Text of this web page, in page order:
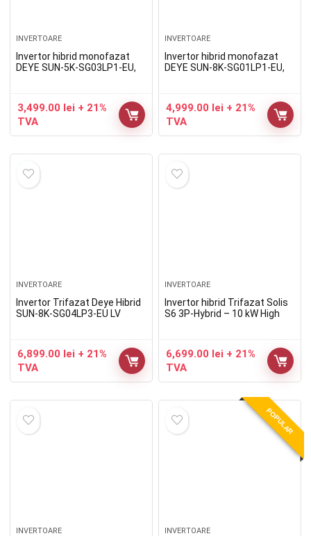
INVERTOARE
Invertor hibrid monofazat
DEYE SUN-5K-SG03LP1-EU,
3,499.00 lei + 21%
TVA
INVERTOARE
Invertor hibrid monofazat
DEYE SUN-8K-SG01LP1-EU,
4,999.00 lei + 21%
TVA
INVERTOARE
Invertor Trifazat Deye Hibrid
SUN-8K-SG04LP3-EU LV
6,899.00 lei + 21%
TVA
INVERTOARE
Invertor hibrid Trifazat Solis
S6 3P-Hybrid – 10 kW High
6,699.00 lei + 21%
TVA
INVERTOARE
POPULAR
INVERTOARE